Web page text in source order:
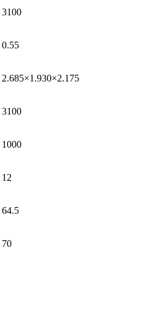
3100
0.55
2.685×1.930×2.175
3100
1000
12
64.5
70